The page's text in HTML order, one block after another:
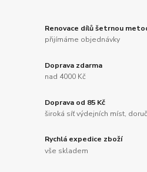
Renovace dílů šetrnou
přijímáme objednávky
Doprava zdarma
nad 4000 Kč
Doprava od 85 Kč
široká síť výdejních míst,
Rychlá expedice zboží
vše skladem